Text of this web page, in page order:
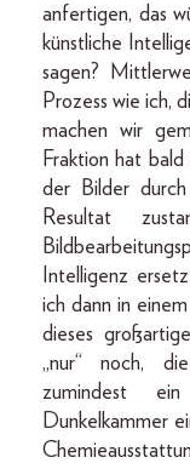
anfertigen, das
künstliche
sagen?
Prozess wie ich,
machen wir
Fraktion hat
der Bilder
Resultat
Intelligenz
ich dann in
dieses
„nur“ noch,
zumindest
Dunkelkammer